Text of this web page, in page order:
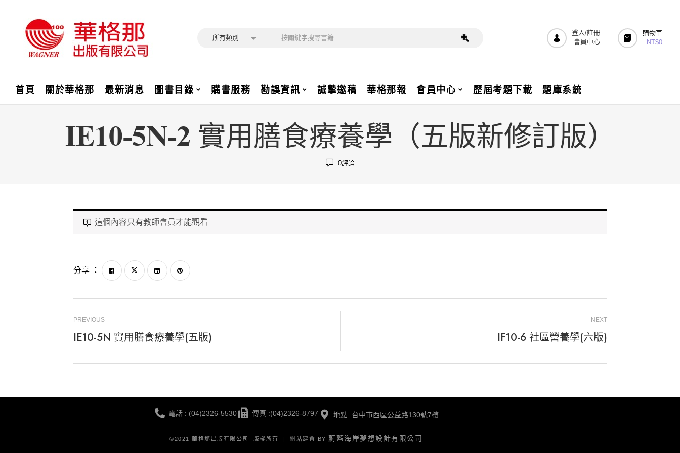
所有類別
登入/註冊
會員中心
購物車
NT$0
首頁 關於華格那 最新消息 圖書目錄 購書服務 勘誤資訊 誠摯邀稿 華格那報 會員中心 歷屆考題下載 題庫系統
IE10-5N-2 實用膳食療養學（五版新修訂版）
0評論
這個內容只有教師會員才能觀看
分享 ：
PREVIOUS
IE10-5N 實用膳食療養學(五版)
NEXT
IF10-6 社區營養學(六版)
電話 : (04)2326-5530 傳真 :(04)2326-8797 地點 :台中市西區公益路130號7樓
©2021 華格那出版有限公司 版權所有 | 網站建置 BY 蔚藍海岸夢想設計有限公司